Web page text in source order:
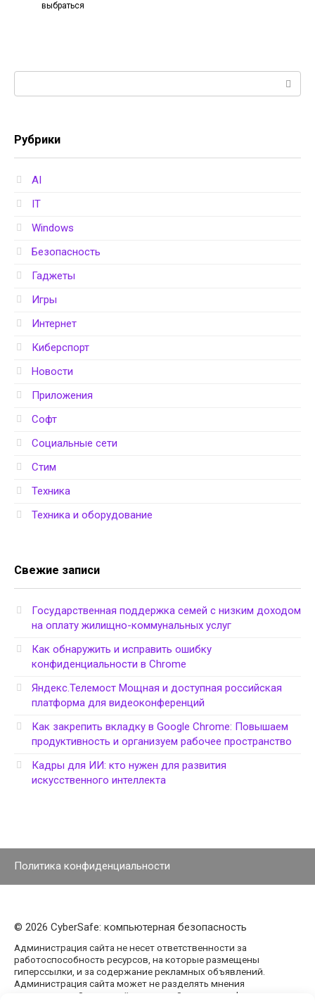
выбраться
Рубрики
AI
IT
Windows
Безопасность
Гаджеты
Игры
Интернет
Киберспорт
Новости
Приложения
Софт
Социальные сети
Стим
Техника
Техника и оборудование
Свежие записи
Государственная поддержка семей с низким доходом
на оплату жилищно-коммунальных услуг
Как обнаружить и исправить ошибку
конфиденциальности в Chrome
Яндекс.Телемост Мощная и доступная российская
платформа для видеоконференций
Как закрепить вкладку в Google Chrome: Повышаем
продуктивность и организуем рабочее пространство
Кадры для ИИ: кто нужен для развития
искусственного интеллекта
Политика конфиденциальности
© 2026 CyberSafe: компьютерная безопасность
Администрация сайта не несет ответственности за
работоспособность ресурсов, на которые размещены
гиперссылки, и за содержание рекламных объявлений.
Администрация сайта может не разделять мнения
авторов статей, размещённых на сайте agencypark.ru.